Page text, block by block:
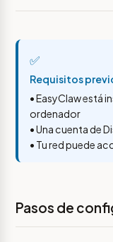
✅
Requisitos
• EasyClaw está
ordenador
• Una cuenta de
• Tu red puede
Pasos de